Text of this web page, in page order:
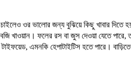
ওর ভালোর জন্য বুঝিয়ে কিছু খাবার দিতে
খাওয়ান। ফলের রস বা জুস দেওয়া যেতে পারে,
এমনকি হেপাটাইটিস হতে পারে।